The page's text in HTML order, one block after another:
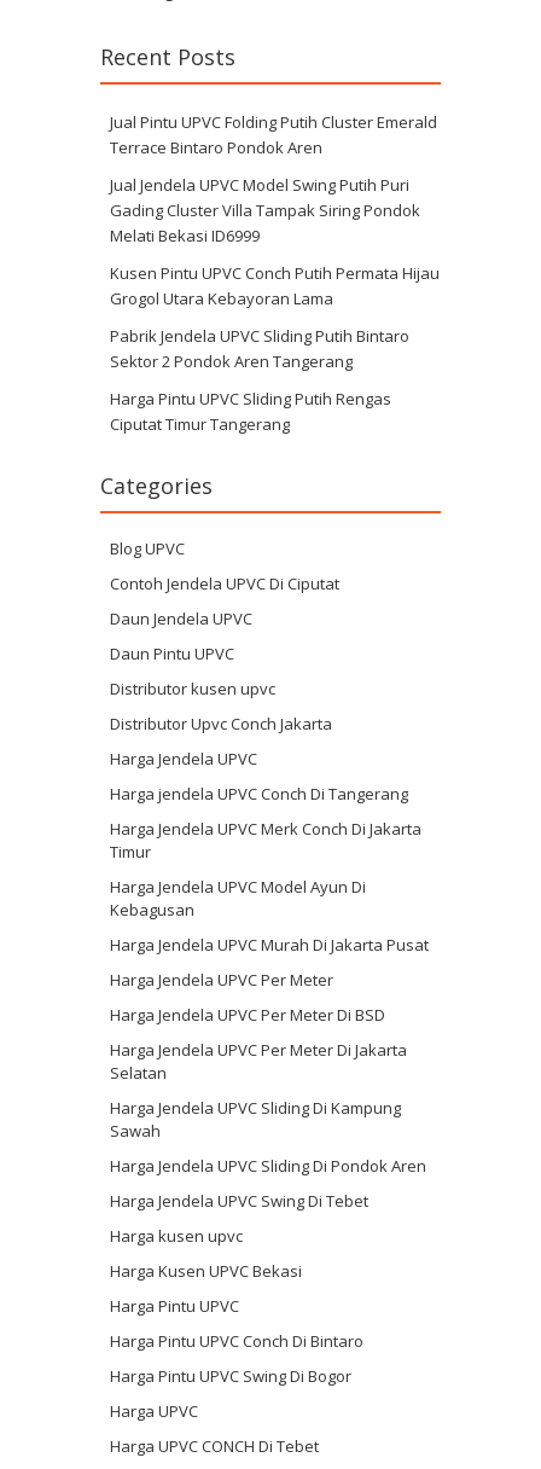
Recent Posts
Jual Pintu UPVC Folding Putih Cluster Emerald
Terrace Bintaro Pondok Aren
Jual Jendela UPVC Model Swing Putih Puri
Gading Cluster Villa Tampak Siring Pondok
Melati Bekasi ID6999
Kusen Pintu UPVC Conch Putih Permata Hijau
Grogol Utara Kebayoran Lama
Pabrik Jendela UPVC Sliding Putih Bintaro
Sektor 2 Pondok Aren Tangerang
Harga Pintu UPVC Sliding Putih Rengas
Ciputat Timur Tangerang
Categories
Blog UPVC
Contoh Jendela UPVC Di Ciputat
Daun Jendela UPVC
Daun Pintu UPVC
Distributor kusen upvc
Distributor Upvc Conch Jakarta
Harga Jendela UPVC
Harga jendela UPVC Conch Di Tangerang
Harga Jendela UPVC Merk Conch Di Jakarta
Timur
Harga Jendela UPVC Model Ayun Di
Kebagusan
Harga Jendela UPVC Murah Di Jakarta Pusat
Harga Jendela UPVC Per Meter
Harga Jendela UPVC Per Meter Di BSD
Harga Jendela UPVC Per Meter Di Jakarta
Selatan
Harga Jendela UPVC Sliding Di Kampung
Sawah
Harga Jendela UPVC Sliding Di Pondok Aren
Harga Jendela UPVC Swing Di Tebet
Harga kusen upvc
Harga Kusen UPVC Bekasi
Harga Pintu UPVC
Harga Pintu UPVC Conch Di Bintaro
Harga Pintu UPVC Swing Di Bogor
Harga UPVC
Harga UPVC CONCH Di Tebet